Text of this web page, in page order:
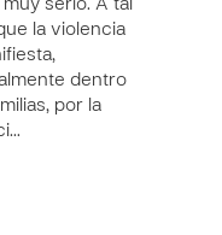
serio. A tal
la violencia
dentro
por la